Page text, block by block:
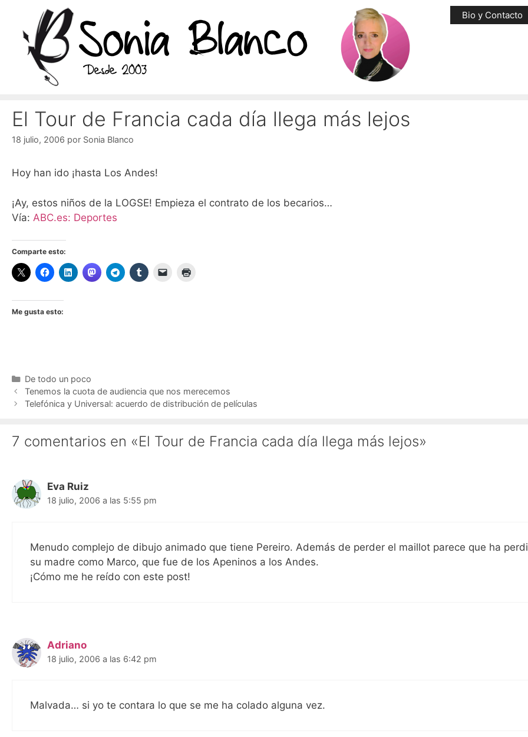
contenido
Bio y Contacto
El Tour de Francia cada día llega más lejos
18 julio, 2006 por Sonia Blanco
Hoy han ido ¡hasta Los Andes!
¡Ay, estos niños de la LOGSE! Empieza el contrato de los becarios…
Vía: ABC.es: Deportes
Comparte esto:
Me gusta esto:
Categorías
De todo un poco
Tenemos la cuota de audiencia que nos merecemos
Telefónica y Universal: acuerdo de distribución de películas
7 comentarios en «El Tour de Francia cada día llega más lejos»
Eva Ruiz
18 julio, 2006 a las 5:55 pm
Menudo complejo de dibujo animado que tiene Pereiro. Además de perder el maillot parece que ha
su madre como Marco, que fue de los Apeninos a los Andes.
¡Cómo me he reído con este post!
Adriano
18 julio, 2006 a las 6:42 pm
Malvada… si yo te contara lo que se me ha colado alguna vez.